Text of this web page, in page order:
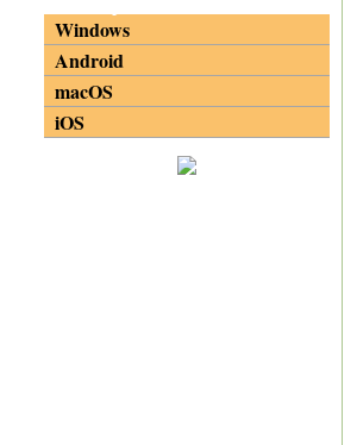
Windows
Android
macOS
iOS